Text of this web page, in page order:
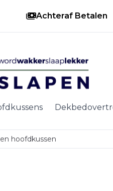
Achteraf Betalen
hoofdkussen